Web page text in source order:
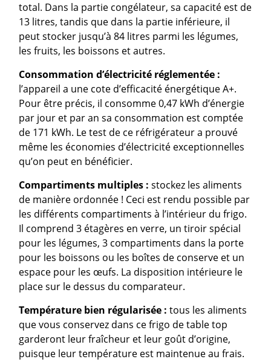
total. Dans la partie congélateur, sa capacité est de
13 litres, tandis que dans la partie inférieure, il
peut stocker jusqu’à 84 litres parmi les légumes,
les fruits, les boissons et autres.
Consommation d’électricité réglementée :
l’appareil a une cote d’efficacité énergétique A+.
Pour être précis, il consomme 0,47 kWh d’énergie
par jour et par an sa consommation est comptée
de 171 kWh. Le test de ce réfrigérateur a prouvé
même les économies d’électricité exceptionnelles
qu’on peut en bénéficier.
Compartiments multiples :stockez les aliments
de manière ordonnée ! Ceci est rendu possible par
les différents compartiments à l’intérieur du frigo.
Il comprend 3 étagères en verre, un tiroir spécial
pour les légumes, 3 compartiments dans la porte
pour les boissons ou les boîtes de conserve et un
espace pour les œufs. La disposition intérieure le
place sur le dessus du comparateur.
Température bien régularisée :tous les aliments
que vous conservez dans ce frigo de table top
garderont leur fraîcheur et leur goût d’origine,
puisque leur température est maintenue au frais.